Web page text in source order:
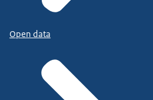
Open data